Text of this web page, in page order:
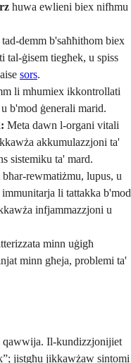
huwa ewlieni biex nifhmu
demm b'saħħithom biex
tal-ġisem tiegħek, u spiss
sors.
li mhumiex ikkontrollati
b'mod ġenerali marid.
Meta dawn l-organi vitali
akkumulazzjoni ta'
sistemiku ta' mard.
rewmatiżmu, lupus, u
li tattakka b'mod
infjammazzjoni u
minn uġigħ
minn għeja, problemi ta'
qawwija. Il-kundizzjonijiet
jistgħu jikkawżaw sintomi